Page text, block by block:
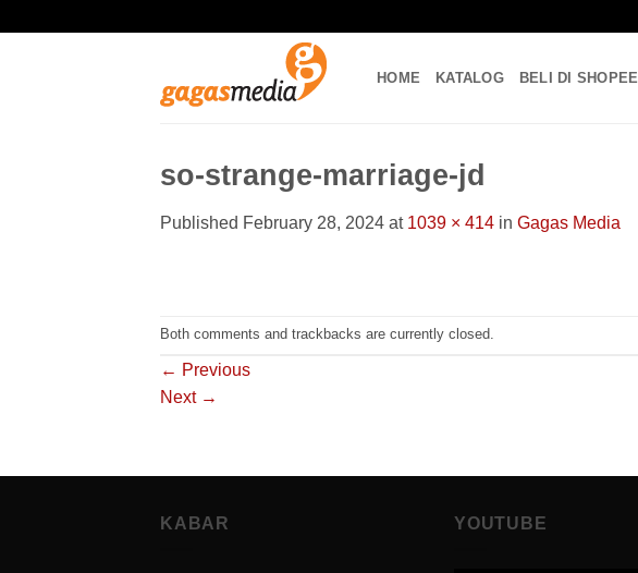
HOME KATALOG BELI DI SHOPEE
so-strange-marriage-jd
Published February 28, 2024 at 1039 × 414 in Gagas Media
Both comments and trackbacks are currently closed.
← Previous
Next →
KABAR YOUTUBE